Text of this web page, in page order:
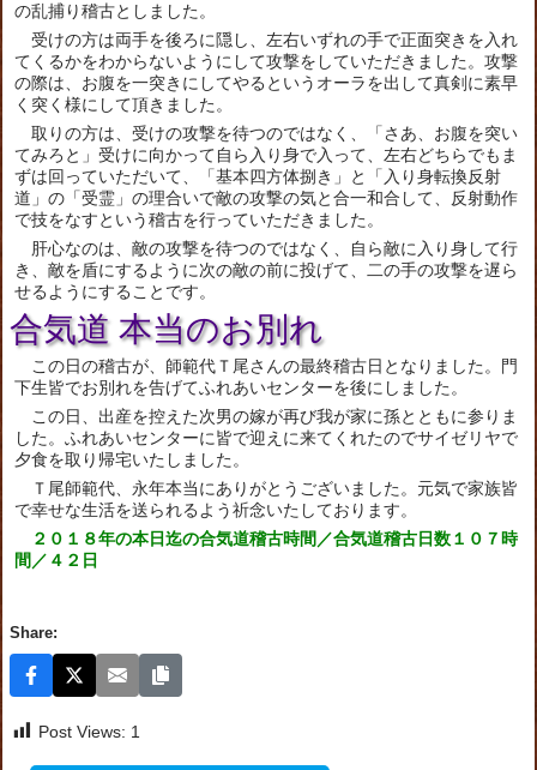
の乱捕り稽古としました。
受けの方は両手を後ろに隠し、左右いずれの手で正面突きを入れ
てくるかをわからないようにして攻撃をしていただきました。攻撃
の際は、お腹を一突きにしてやるというオーラを出して真剣に素早
く突く様にして頂きました。
取りの方は、受けの攻撃を待つのではなく、「さあ、お腹を突い
てみろと」受けに向かって自ら入り身で入って、左右どちらでもま
ずは回っていただいて、「基本四方体捌き」と「入り身転換反射
道」の「受霊」の理合いで敵の攻撃の気と合一和合して、反射動作
で技をなすという稽古を行っていただきました。
肝心なのは、敵の攻撃を待つのではなく、自ら敵に入り身して行
き、敵を盾にするように次の敵の前に投げて、二の手の攻撃を遅ら
せるようにすることです。
合気道 本当のお別れ
この日の稽古が、師範代Ｔ尾さんの最終稽古日となりました。門
下生皆でお別れを告げてふれあいセンターを後にしました。
この日、出産を控えた次男の嫁が再び我が家に孫とともに参りま
した。ふれあいセンターに皆で迎えに来てくれたのでサイゼリヤで
夕食を取り帰宅いたしました。
Ｔ尾師範代、永年本当にありがとうございました。元気で家族皆
で幸せな生活を送られるよう祈念いたしております。
２０１８年の本日迄の合気道稽古時間／合気道稽古日数１０７時
間／４２日
Share:
Post Views: 1